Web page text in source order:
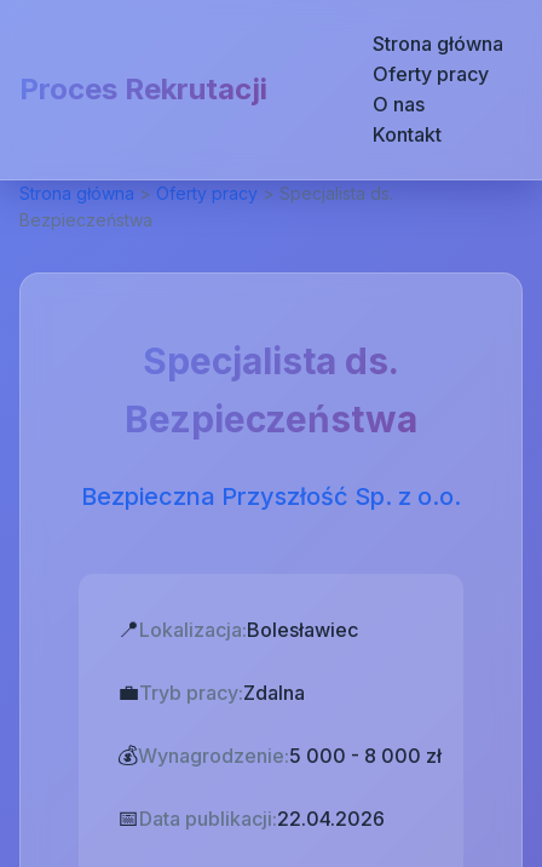
Proces Rekrutacji
Strona główna
Oferty pracy
O nas
Kontakt
Strona główna > Oferty pracy > Specjalista ds.
Bezpieczeństwa
Specjalista ds.
Bezpieczeństwa
Bezpieczna Przyszłość Sp. z o.o.
📍Lokalizacja:Bolesławiec
💼Tryb pracy:Zdalna
💰Wynagrodzenie:5 000 - 8 000 zł
📅Data publikacji:22.04.2026